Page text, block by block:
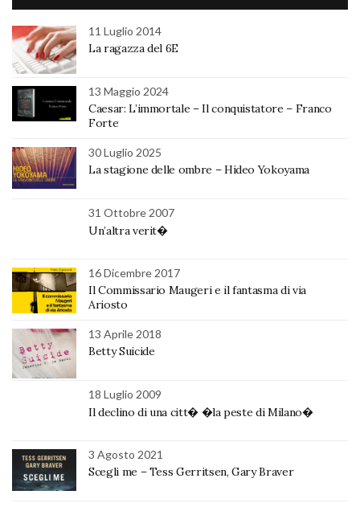
11 Luglio 2014
La ragazza del 6E
13 Maggio 2024
Caesar: L’immortale – Il conquistatore – Franco
Forte
30 Luglio 2025
La stagione delle ombre – Hideo Yokoyama
31 Ottobre 2007
Un’altra verit�
16 Dicembre 2017
Il Commissario Maugeri e il fantasma di via
Ariosto
13 Aprile 2018
Betty Suicide
18 Luglio 2009
Il declino di una citt� �la peste di Milano�
3 Agosto 2021
Scegli me – Tess Gerritsen, Gary Braver